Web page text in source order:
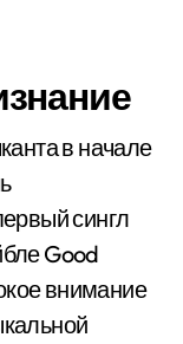
в начале
сингл
Good
внимание